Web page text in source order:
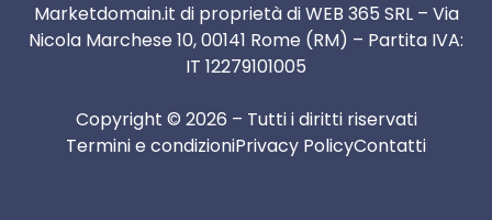
Marketdomain.it di proprietà di WEB 365 SRL – Via
Nicola Marchese 10, 00141 Rome (RM) – Partita IVA:
IT 12279101005
Copyright © 2026 – Tutti i diritti riservati
Termini e condizioniPrivacy PolicyContatti